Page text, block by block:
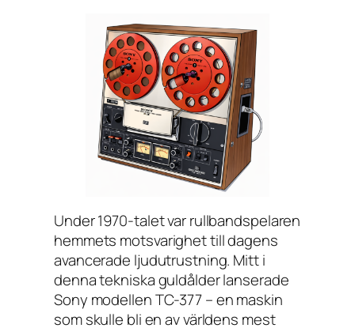
Under 1970-talet var rullbandspelaren
hemmets motsvarighet till dagens
avancerade ljudutrustning. Mitt i
denna tekniska guldålder lanserade
Sony modellen TC-377 – en maskin
som skulle bli en av världens mest